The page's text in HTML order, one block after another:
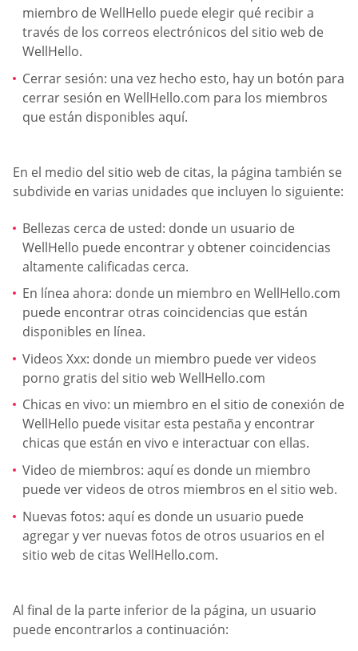
miembro de WellHello puede elegir qué recibir a
través de los correos electrónicos del sitio web de
WellHello.
Cerrar sesión: una vez hecho esto, hay un botón para
cerrar sesión en WellHello.com para los miembros
que están disponibles aquí.
En el medio del sitio web de citas, la página también se
subdivide en varias unidades que incluyen lo siguiente:
Bellezas cerca de usted: donde un usuario de
WellHello puede encontrar y obtener coincidencias
altamente calificadas cerca.
En línea ahora: donde un miembro en WellHello.com
puede encontrar otras coincidencias que están
disponibles en línea.
Videos Xxx: donde un miembro puede ver videos
porno gratis del sitio web WellHello.com
Chicas en vivo: un miembro en el sitio de conexión de
WellHello puede visitar esta pestaña y encontrar
chicas que están en vivo e interactuar con ellas.
Video de miembros: aquí es donde un miembro
puede ver videos de otros miembros en el sitio web.
Nuevas fotos: aquí es donde un usuario puede
agregar y ver nuevas fotos de otros usuarios en el
sitio web de citas WellHello.com.
Al final de la parte inferior de la página, un usuario
puede encontrarlos a continuación: